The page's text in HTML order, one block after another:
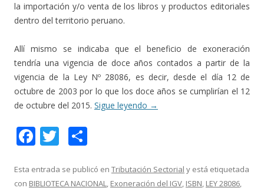
la importación y/o venta de los libros y productos editoriales
dentro del territorio peruano.
Allí mismo se indicaba que el beneficio de exoneración
tendría una vigencia de doce años contados a partir de la
vigencia de la Ley Nº 28086, es decir, desde el día 12 de
octubre de 2003 por lo que los doce años se cumplirían el 12
de octubre del 2015. Sigue leyendo →
F
e
T
itt m
Esta entrada se publicó en Tributación Sectorial y está etiquetada
con BIBLIOTECA NACIONAL, Exoneración del IGV, ISBN, LEY 28086,